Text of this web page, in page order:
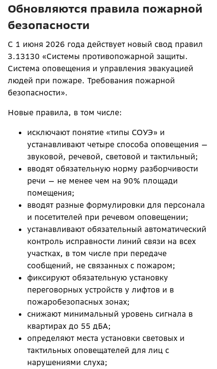
Обновляются правила пожарной
безопасности
С 1 июня 2026 года действует новый свод правил
3.13130 «Системы противопожарной защиты.
Система оповещения и управления эвакуацией
людей при пожаре. Требования пожарной
безопасности».
Новые правила, в том числе:
исключают понятие «типы СОУЭ» и
устанавливают четыре способа оповещения —
звуковой, речевой, световой и тактильный;
вводят обязательную норму разборчивости
речи — не менее чем на 90% площади
помещения;
вводят разные формулировки для персонала
и посетителей при речевом оповещении;
устанавливают обязательный автоматический
контроль исправности линий связи на всех
участках, в том числе при передаче
сообщений, не связанных с пожаром;
фиксируют обязательную установку
переговорных устройств у лифтов и в
пожаробезопасных зонах;
снижают минимальный уровень сигнала в
квартирах до 55 дБА;
определяют места установки световых и
тактильных оповещателей для лиц с
нарушениями слуха;